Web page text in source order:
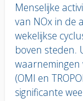
Menselijke
van NOx in de
wekelijkse
boven steden.
waarnemingen
(OMI en
significante